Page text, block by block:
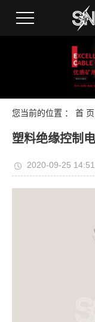
您当前的位置 ：首 页
塑料绝缘控制
2020-09-25